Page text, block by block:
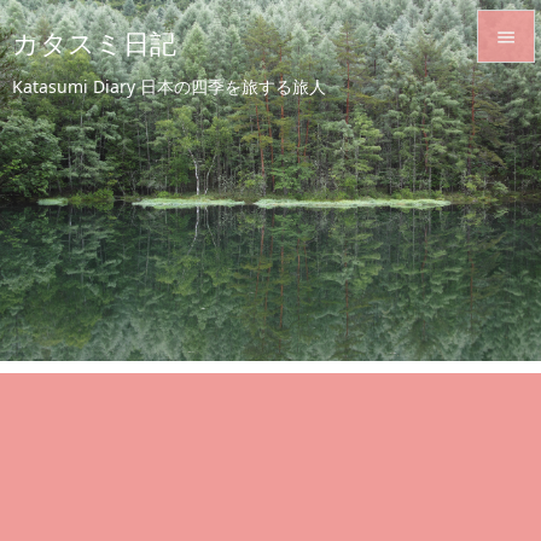
カタスミ日記
Katasumi Diary 日本の四季を旅する旅人


メニュ

サイド

前へ

次へ

検索